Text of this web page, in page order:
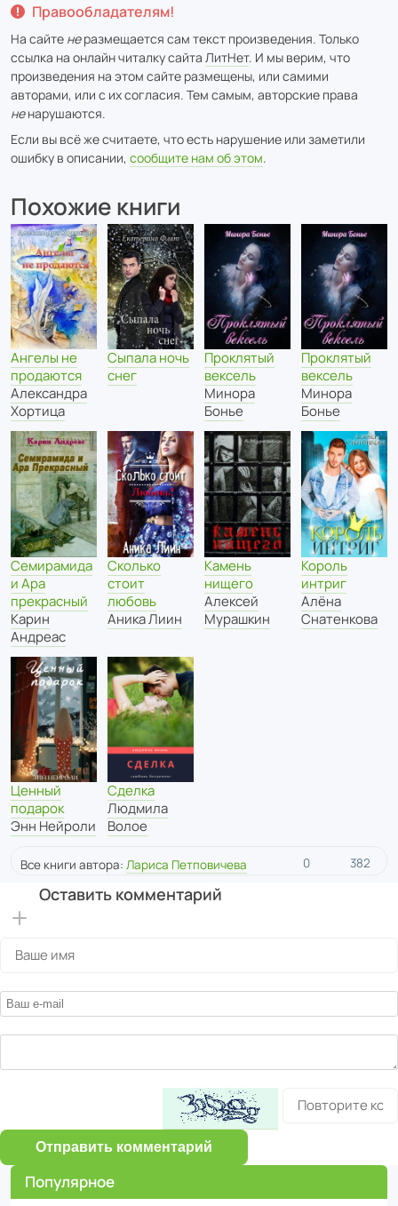
Правообладателям!
На сайте неразмещается сам текст произведения. Только
ссылка на онлайн читалку сайта ЛитНет. И мы верим, что
произведения на этом сайте размещены, или самими
авторами, или с их согласия. Тем самым, авторские права
ненарушаются.
Если вы всё же считаете, что есть нарушение или заметили
ошибку в описании, сообщите нам об этом.
Похожие книги
Ангелы не
продаются
Александра
Хортица
Сыпала ночь
снег
Проклятый
вексель
Минора
Бонье
Проклятый
вексель
Минора
Бонье
Семирамида
и Ара
прекрасный
Карин
Андреас
Сколько
стоит
любовь
Аника Лиин
Камень
нищего
Алексей
Мурашкин
Король
интриг
Алёна
Снатенкова
Ценный
подарок
Энн Нейроли
Сделка
Людмила
Волое
Все книги автора: Лариса Петповичева 0 382
Оставить комментарий
Отправить комментарий
Популярное